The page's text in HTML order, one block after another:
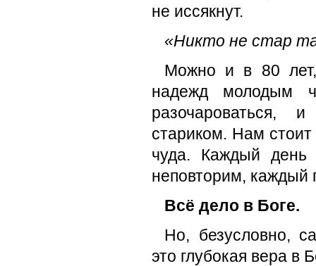
не иссякнут.
«Никто не стар
Можно и в 80
надежд молодым
разочароваться,
стариком. Нам стоит
чуда. Каждый день
неповторим, каждый
Всё дело в Боге.
Но, безусловно,
это глубокая вера в